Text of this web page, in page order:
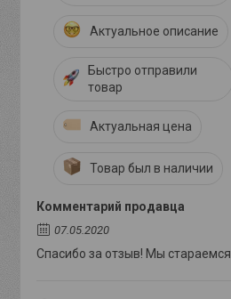
Актуальное описание
Быстро отправили
товар
Актуальная цена
Товар был в наличии
Комментарий продавца
07.05.2020
Спасибо за отзыв! Мы стараемся.